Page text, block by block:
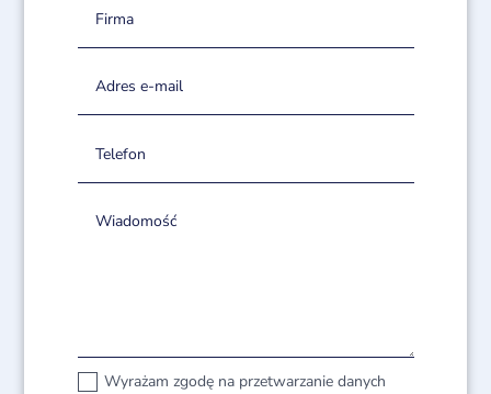
Wyrażam zgodę na przetwarzanie danych